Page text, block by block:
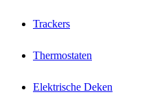
Trackers
Thermostaten
Elektrische Deken